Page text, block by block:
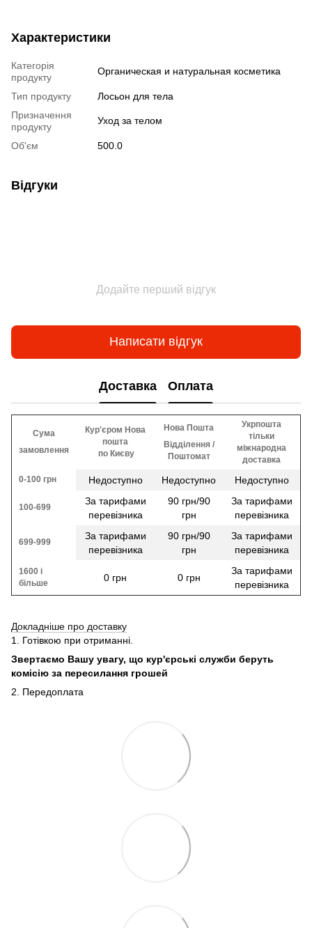
Характеристики
Категорія
продукту
Органическая и натуральная косметика
Тип продукту
Лосьон для тела
Призначення
продукту
Уход за телом
Об'єм 500.0
Відгуки
Додайте перший відгук
Написати відгук
Доставка Оплата
Сума
замовлення
Кур'єром Нова
пошта
​​ по Києву
Нова Пошта
Відділення /
Поштомат
Укрпошта
тільки
міжнародна
доставка
0-100 грн
Недоступно Недоступно Недоступно
100-699
За тарифами
перевізника
90 грн/90
грн
За тарифами
перевізника
699-999
За тарифами
перевізника
90 грн/90
грн
За тарифами
перевізника
1600 і
більше
0 грн 0 грн
За тарифами
перевізника
Докладніше про доставку
1. Готівкою при отриманні.
Звертаємо Вашу увагу, що кур'єрські служби беруть
комісію за пересилання грошей
2. Передоплата